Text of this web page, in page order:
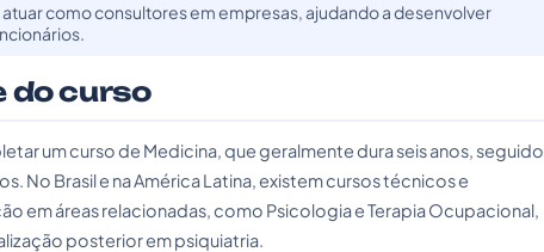
como consultores em empresas, ajudando a desenvolver
do curso
um curso de Medicina, que geralmente dura seis anos, seguido
No Brasil e na América Latina, existem cursos técnicos e
em áreas relacionadas, como Psicologia e Terapia Ocupacional,
posterior em psiquiatria.